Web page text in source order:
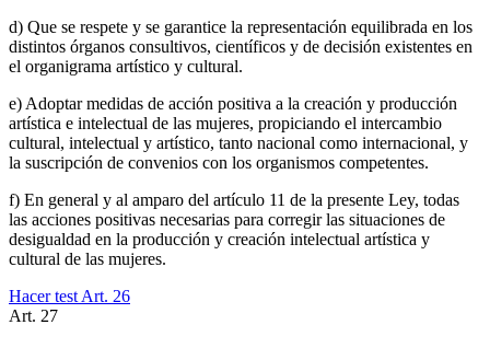
d) Que se respete y se garantice la representación equilibrada en los
distintos órganos consultivos, científicos y de decisión existentes en
el organigrama artístico y cultural.
e) Adoptar medidas de acción positiva a la creación y producción
artística e intelectual de las mujeres, propiciando el intercambio
cultural, intelectual y artístico, tanto nacional como internacional, y
la suscripción de convenios con los organismos competentes.
f) En general y al amparo del artículo 11 de la presente Ley, todas
las acciones positivas necesarias para corregir las situaciones de
desigualdad en la producción y creación intelectual artística y
cultural de las mujeres.
Hacer test Art. 26
Art. 27